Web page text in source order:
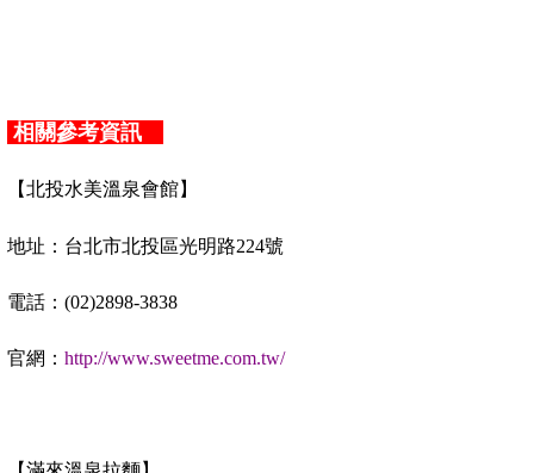
相關參考資訊
【北投水美溫泉會館】
地址：台北市北投區光明路224號
電話： (02)2898-3838
官網： http://www.sweetme.com.tw/